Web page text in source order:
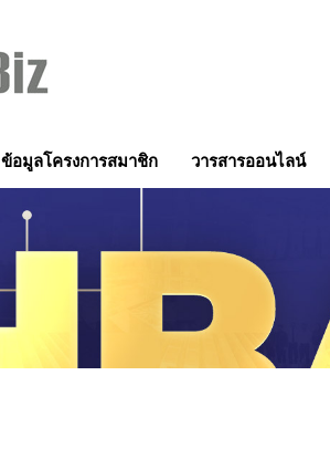
ข้อมูลโครงการสมาชิก วารสารออนไลน์